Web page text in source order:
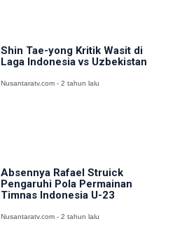
Shin Tae-yong Kritik Wasit di
Laga Indonesia vs Uzbekistan
Nusantaratv.com - 2 tahun lalu
Absennya Rafael Struick
Pengaruhi Pola Permainan
Timnas Indonesia U-23
Nusantaratv.com - 2 tahun lalu